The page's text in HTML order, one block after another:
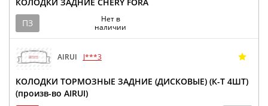
КОЛОДКИ ЗАДНИЕ CHERY FORA
ПЗ
Нет в
наличии
AIRUI J***3
КОЛОДКИ ТОРМОЗНЫЕ ЗАДНИЕ (ДИСКОВЫЕ) (К-Т 4ШТ)
(произв-во AIRUI)